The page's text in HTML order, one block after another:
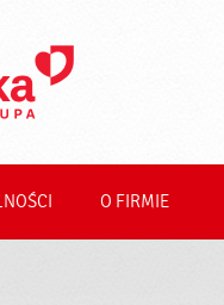
O FIRMIE